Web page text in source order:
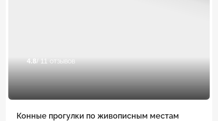
4.8/ 11 отзывов
Конные прогулки по живописным местам